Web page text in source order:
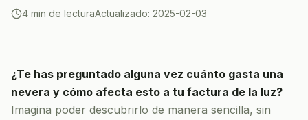
4 min de lecturaActualizado: 2025-02-03
¿Te has preguntado alguna vez cuánto gasta una
nevera y cómo afecta esto a tu factura de la luz?
Imagina poder descubrirlo de manera sencilla, sin